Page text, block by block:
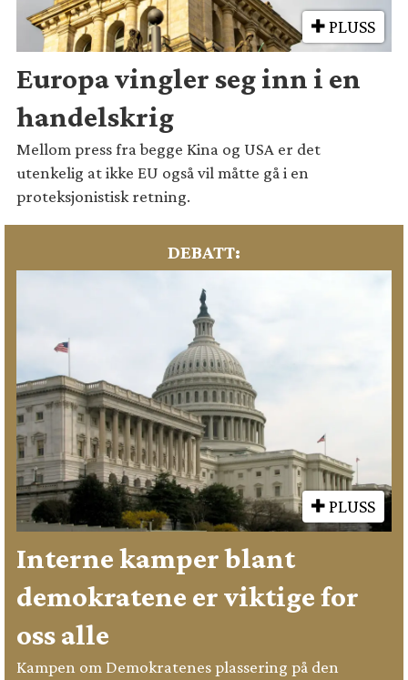
PLUSS
Europa vingler seg inn i en
handelskrig
Mellom press fra begge Kina og USA er det
utenkelig at ikke EU også vil måtte gå i en
proteksjonistisk retning.
DEBATT:
PLUSS
Interne kamper blant
demokratene er viktige for
oss alle
Kampen om Demokratenes plassering på den